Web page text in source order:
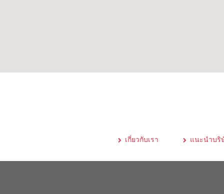
เกี่ยวกับเรา แนะนำบริ